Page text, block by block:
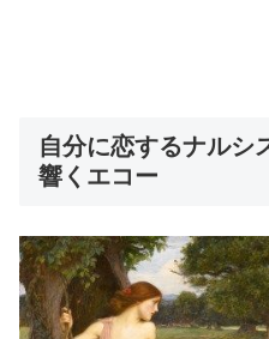
自分に恋するナルシ
響くエコー